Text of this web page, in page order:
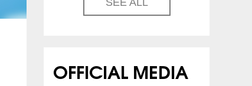
SEE ALL
OFFICIAL MEDIA